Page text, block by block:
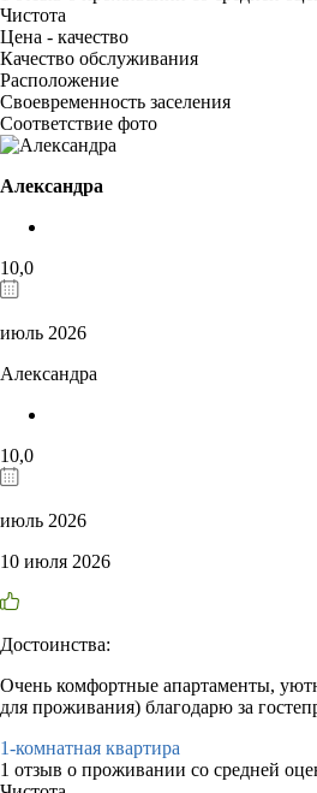
Чистота
Цена - качество
Качество обслуживания
Расположение
Своевременность заселения
Соответствие фото
Александра
10,0
июль 2026
Александра
10,0
июль 2026
10 июля 2026
Достоинства:
Очень комфортные апартаменты,
для проживания) благодарю за
1-комнатная квартира
1 отзыв о проживании со средней